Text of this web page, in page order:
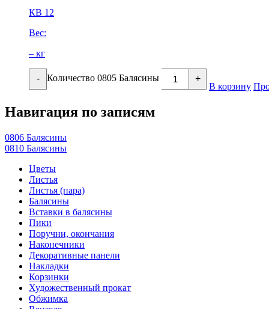
КВ 12
Вес:
– кг
- Количество 0805 Балясины +
В корзину
Навигация по записям
0806 Балясины
0810 Балясины
Цветы
Листья
Листья (пара)
Балясины
Вставки в балясины
Пики
Поручни, окончания
Наконечники
Декоративные панели
Накладки
Корзинки
Художественный прокат
Обжимка